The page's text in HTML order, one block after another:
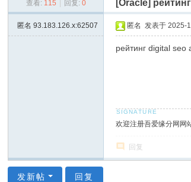
享
查看: 115 回复: 0 [Oracle]
匿名93.183.126.x:62507 匿名发表于 2025-
рейтинг digital seo
欢迎注册吾爱缘分网网
回复
发新帖 回复